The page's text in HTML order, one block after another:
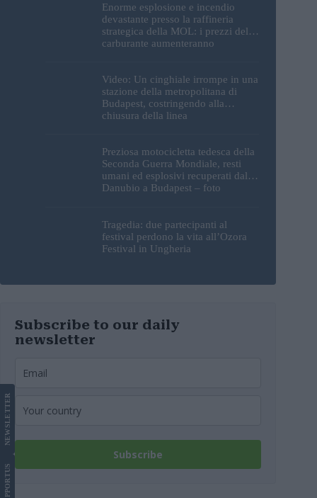
Enorme esplosione e incendio
devastante presso la raffineria
strategica della MOL: i prezzi del
carburante aumenteranno
Video: Un cinghiale irrompe in una
stazione della metropolitana di
Budapest, costringendo alla
chiusura della linea
Preziosa motocicletta tedesca della
Seconda Guerra Mondiale, resti
umani ed esplosivi recuperati dal
Danubio a Budapest – foto
Tragedia: due partecipanti al
festival perdono la vita all’Ozora
Festival in Ungheria
Subscribe to our daily
newsletter
Subscribe
SUPPORT
US
NEWS
LETTER